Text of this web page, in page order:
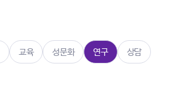
교육 성문화 연구 상담